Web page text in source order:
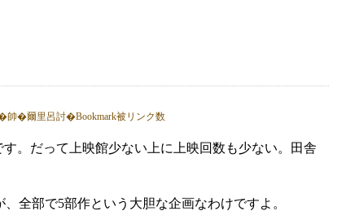
す。だって上映館少ない上に上映回数も少ない。田舎
全部で5部作という大胆な企画なわけですよ。